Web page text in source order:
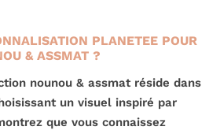
PLANETEE POUR
& ASSMAT ?
nounou & assmat réside dans
un visuel inspiré par
que vous connaissez